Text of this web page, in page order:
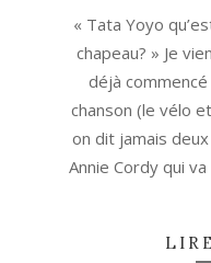
« Tata Yoyo
chapeau? » Je
déjà commencé
chanson (le vélo
on dit jamais deux
Annie Cordy qui